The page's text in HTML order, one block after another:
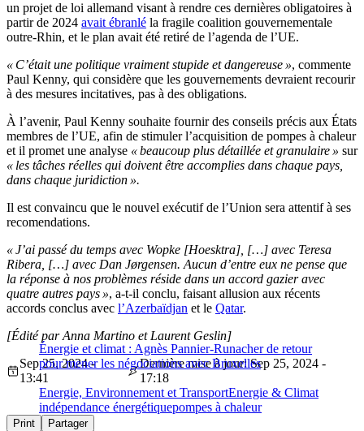
un projet de loi allemand visant à rendre ces dernières obligatoires à
partir de 2024 avait ébranlé la fragile coalition gouvernementale
outre-Rhin, et le plan avait été retiré de l’agenda de l’UE.
« C’était une politique vraiment stupide et dangereuse », commente
Paul Kenny, qui considère que les gouvernements devraient recourir
à des mesures incitatives, pas à des obligations.
À l’avenir, Paul Kenny souhaite fournir des conseils précis aux États
membres de l’UE, afin de stimuler l’acquisition de pompes à chaleur
et il promet une analyse « beaucoup plus détaillée et granulaire » sur
« les tâches réelles qui doivent être accomplies dans chaque pays,
dans chaque juridiction ».
Il est convaincu que le nouvel exécutif de l’Union sera attentif à ses
recomendations.
« J’ai passé du temps avec Wopke [Hoesktra], […] avec Teresa
Ribera, […] avec Dan Jørgensen. Aucun d’entre eux ne pense que
la réponse à nos problèmes réside dans un accord gazier avec
quatre autres pays », a-t-il conclu, faisant allusion aux récents
accords conclus avec l’Azerbaïdjan et le Qatar.
Énergie et climat : Agnès Pannier-Runacher de retour
pour mener les négociations avec Bruxelles
[Édité par Anna Martino et Laurent Geslin]
Sep 25, 2024 -
13:41
Dernière mise à jour: Sep 25, 2024 -
17:18
Energie, Environnement et TransportEnergie & Climat
indépendance énergétiquepompes à chaleur
Print Partager